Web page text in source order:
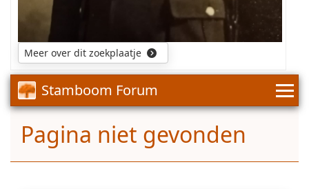
Meer over dit zoekplaatje
Stamboom Forum
Pagina niet gevonden